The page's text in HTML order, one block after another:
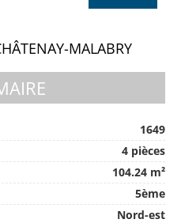
MALABRY
1649
4 pièces
104.24 m²
5ème
Nord-est